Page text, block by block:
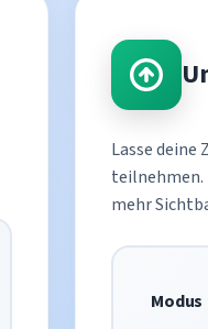
Lasse deine
teilnehmen.
mehr
Modus